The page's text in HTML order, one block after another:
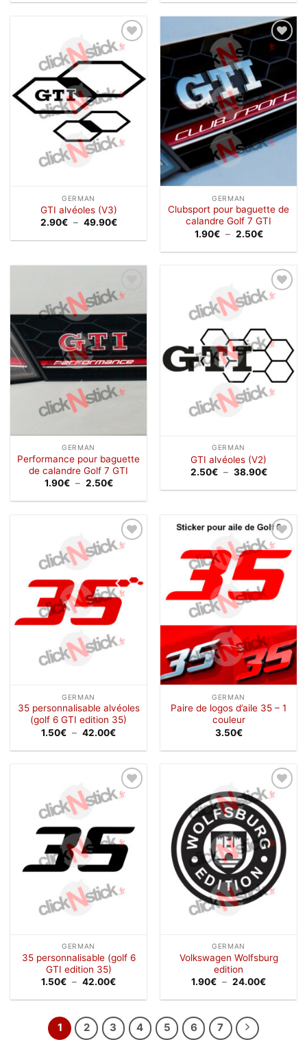
31.90€
à
26.50€
Ajouter
à la
wishlist
GERMAN
GTI alvéoles (V3)
2.90€ – 49.90€Plage
prix :
49.90€
Ajouter
à la
wishlist
GERMAN
Clubsport pour baguette de
calandre Golf 7 GTI
1.90€ – 2.50€Plage
prix :
2.50€
Ajouter
wishlist
GERMAN
Performance pour baguette
de calandre Golf 7 GTI
1.90€ – 2.50€Plage
prix :
2.50€
Ajouter
GERMAN
GTI alvéoles (V2)
2.50€ – 38.90€Plage
prix :
Ajouter
GERMAN
35 personnalisable alvéoles
(golf 6 GTI edition 35)
1.50€ – 42.00€Plage
prix :
42.00€
Ajouter
à la
wishlist
GERMAN
Paire de logos d’aile 35 – 1
couleur
3.50€
Ajouter
GERMAN
35 personnalisable (golf 6
GTI edition 35)
1.50€ – 42.00€Plage
prix :
à
42.00€
Ajouter
à la
wishlist
GERMAN
Volkswagen Wolfsburg
edition
1.90€ – 24.00€Plage
prix :
1 2 3 4 5 6 7